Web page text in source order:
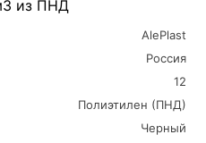
из ПНД
AlePlast
Россия
12
Полиэтилен (ПНД)
Черный